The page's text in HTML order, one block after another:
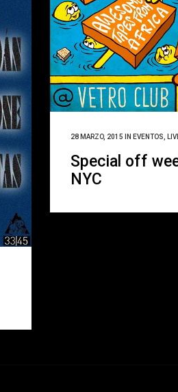
28 MARZO, 2015 IN EVENTOS
Special off
NYC